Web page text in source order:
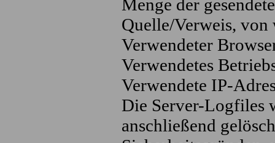
Menge der
Quelle/Verweis, von
Verwendeter
Verwendetes
Verwendete IP-
Die Server-Logfiles
anschließend